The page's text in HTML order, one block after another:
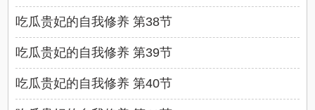
吃瓜贵妃的自我修养 第38节
吃瓜贵妃的自我修养 第39节
吃瓜贵妃的自我修养 第40节